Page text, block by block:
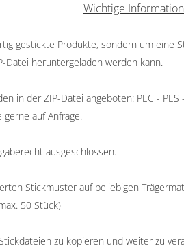
Wichtige
gestickte Produkte, sondern um eine
Datei heruntergeladen werden kann.
in der ZIP-Datei angeboten: PEC - PES -
gerne auf Anfrage.
ausgeschlossen.
Stickmuster auf beliebigen
50 Stück)
zu kopieren und weiter zu